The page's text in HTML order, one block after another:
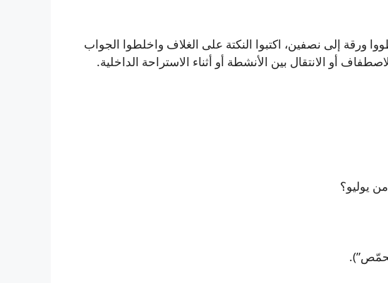
ورقة إلى نصفين، اكتبوا النكتة على الغلاف واخلطوا الجواب
أو الانتقال بين الأنشطة أو أثناء الاستراحة الداخلية.